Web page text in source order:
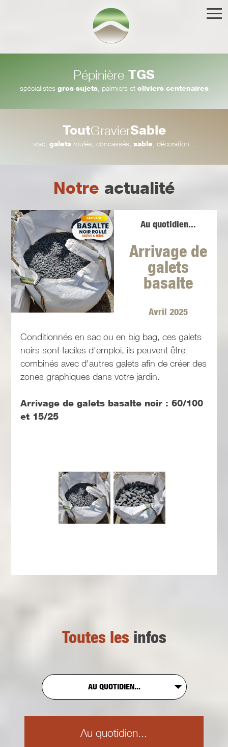
Pépinière TGS
spécialistes gros sujets, palmiers et oliviers centenaires
ToutGravierSable
vrac, galetsroulés, concassés, sable , décoration...
Notre actualité
Au quotidien...
Arrivage de
galets
basalte
Avril 2025
Conditionnés en sac ou en big bag, ces galets
noirs sont faciles d'emploi, ils peuvent être
combinés avec d'autres galets afin de créer des
zones graphiques dans votre jardin.
Arrivage de galets basalte noir : 60/100
et 15/25
Toutes les infos
AU QUOTIDIEN...
Au quotidien...